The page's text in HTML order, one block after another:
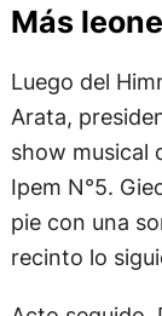
Luego del
Arata,
show musical
Ipem N°5.
pie con una